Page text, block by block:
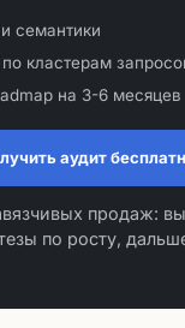
семантики
кластерам
на 3-6 месяцев
аудит
продаж:
по росту,